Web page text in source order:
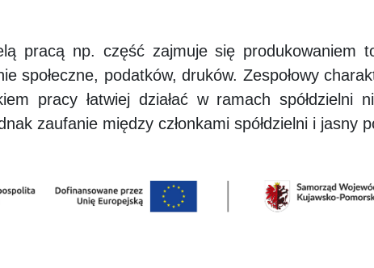
pracą np. część zajmuje się produkowaniem
społeczne, podatków, druków. Zespołowy
pracy łatwiej działać w ramach spółdzielni
zaufanie między członkami spółdzielni i jasny